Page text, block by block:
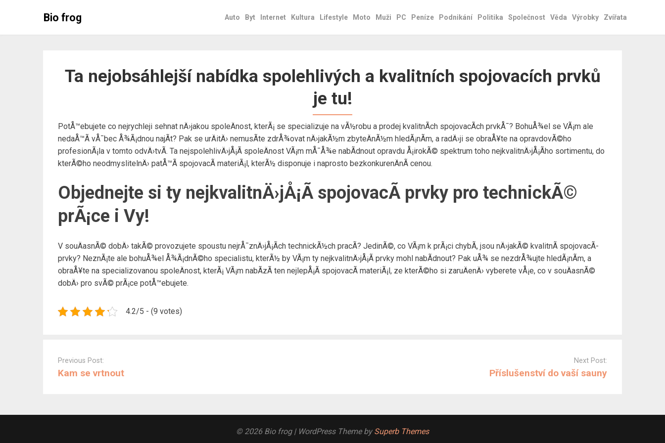
Bio frog Auto Byt Internet Kultura Lifestyle Moto Muži PC Peníze Podnikání Politika Společnost Věda Výrobky Zvířata
Ta nejobsáhlejší nabídka spolehlivých a kvalitních spojovacích prvků
je tu!
PotÅ™ebujete co nejrychleji sehnat nÄ›jakou spoleÄnost, kterÃ¡ se specializuje na vÃ½robu a prodej kvalitnÃ­ch spojovacÃ­ch prvkÅ¯? BohuÅ¾el se VÃ¡m ale
nedaÅ™Ã­ vÅ¯bec Å¾Ã¡dnou najÃ­t? Pak se urÄitÄ› nemusÃ­te zdrÅ¾ovat nÄ›jakÃ½m zbyteÄnÃ½m hledÃ¡nÃ­m, a radÄ›ji se obraÅ¥te na opravdovÃ©ho
profesionÃ¡la v tomto odvÄ›tvÃ­. Ta nejspolehlivÄ›jÅ¡Ã­ spoleÄnost VÃ¡m mÅ¯Å¾e nabÃ­dnout opravdu Å¡irokÃ© spektrum toho nejkvalitnÄ›jÅ¡Ã­ho sortimentu, do
kterÃ©ho neodmyslitelnÄ› patÅ™Ã­ spojovacÃ­ materiÃ¡l, kterÃ½ disponuje i naprosto bezkonkurenÄnÃ­ cenou.
Objednejte si ty nejkvalitnÄ›jÅ¡Ã­ spojovacÃ­ prvky pro technickÃ©
prÃ¡ce i Vy!
V souÄasnÃ© dobÄ› takÃ© provozujete spoustu nejrÅ¯znÄ›jÅ¡Ã­ch technickÃ½ch pracÃ­? JedinÃ©, co VÃ¡m k prÃ¡ci chybÃ­, jsou nÄ›jakÃ© kvalitnÃ­ spojovacÃ­
prvky? NeznÃ¡te ale bohuÅ¾el Å¾Ã¡dnÃ©ho specialistu, kterÃ½ by VÃ¡m ty nejkvalitnÄ›jÅ¡Ã­ prvky mohl nabÃ­dnout? Pak uÅ¾ se nezdrÅ¾ujte hledÃ¡nÃ­m, a
obraÅ¥te na specializovanou spoleÄnost, kterÃ¡ VÃ¡m nabÃ­zÃ­ ten nejlepÅ¡Ã­ spojovacÃ­ materiÃ¡l, ze kterÃ©ho si zaruÄenÄ› vyberete vÅ¡e, co v souÄasnÃ©
dobÄ› pro svÃ© prÃ¡ce potÅ™ebujete.
4.2/5 - (9 votes)
navigation
Previous Post:
Kam se vrtnout
Next Post:
Příslušenství do vaší sauny
© 2026 Bio frog | WordPress Theme by Superb Themes